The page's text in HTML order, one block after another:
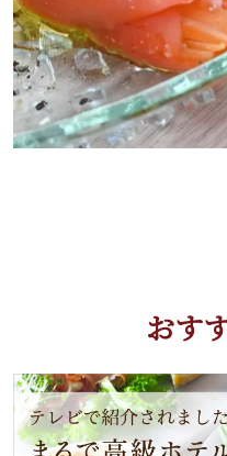
おす